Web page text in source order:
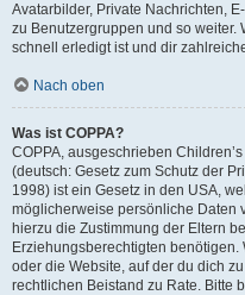
Avatarbilder, Private Nachrichten,
zu Benutzergruppen und so weiter.
schnell erledigt ist und dir
Nach oben
Was ist COPPA?
COPPA, ausgeschrieben
(deutsch: Gesetz zum Schutz der
1998) ist ein Gesetz in den USA,
möglicherweise persönliche Daten
hierzu die Zustimmung der Eltern
Erziehungsberechtigten
oder die Website, auf der du dich
rechtlichen Beistand zu Rate. Bitte